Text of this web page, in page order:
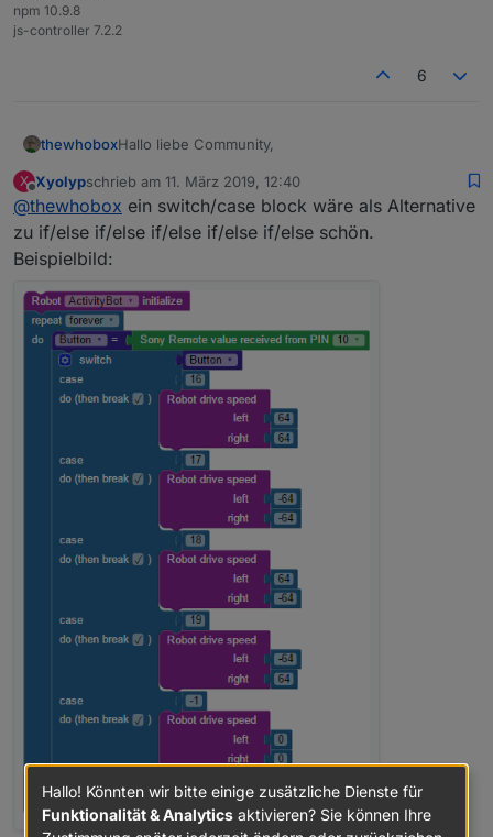
npm 10.9.8
js-controller 7.2.2
6
thewhoboxHallo liebe Community,
in einem anderen Thread kam der Wunsch nach
einem neuen Blockly-Element.
Da das recht gut geklappt hatte dachte ich mir ich
frag mal was für Elemente ihr noch so vermisst?
Oder auch Elemente die sonst nur per Javascript
zu lösen sind (zum Beispiel ist auch ein Element
für getIdByName() geplant).
Ich schau dann mal was sich davon realisieren lässt
und evtl. landet es dann im Adapter :)
Also was braucht ihr noch für Blockly-Element?
wichtigsten ist.
Regex Elemente (Suchen oder ersetzen) - In
Planung
Get Name of channel above
Und/Oder mit variabler Anzahl - In Arbeit
HTTP Post request - Nachschauen wie
"Fortgeschritten" überschrift für komplizierte
Elemente
Globale Funktionen aufrufen
Erfolgreich erledigt:
Datenpunkt erstellen modifizieren
Selector Block für IDs als Array
Regex für Trigger
"Alle Instanzen" sayit Blockly Element
X
Offline
Xyolypschrieb am 11. März 2019, 12:40
zuletzt editiert von
@thewhobox ein switch/case block wäre als Alternative
zu if/else if/else if/else if/else if/else schön.
Beispielbild:
Hallo! Könnten wir bitte einige zusätzliche Dienste für
Funktionalität & Analytics aktivieren? Sie können Ihre